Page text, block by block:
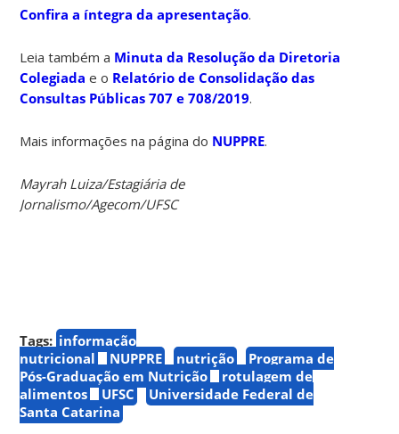
Confira a íntegra da apresentação.
Leia também a Minuta da Resolução da Diretoria
Colegiada e o Relatório de Consolidação das
Consultas Públicas 707 e 708/2019.
Mais informações na página do NUPPRE.
Mayrah Luiza/Estagiária de
Jornalismo/Agecom/UFSC
Tags: informação
nutricional
NUPPRE nutrição
Programa de
Pós-Graduação em Nutrição
rotulagem de
alimentos
UFSC
Universidade Federal de
Santa Catarina